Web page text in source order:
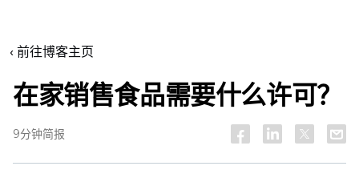
‹ 前往博客主页
在家销售食品需要什么许可？
9分钟简报